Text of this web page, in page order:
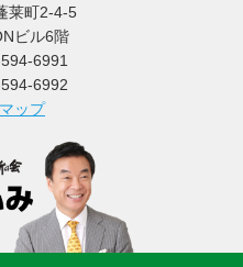
莱町2-4-5
ビル6階
6991
6992
ップ